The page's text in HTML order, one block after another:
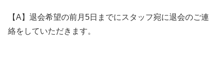
【A】退会希望の前月5日までにスタッフ宛に退会のご連
絡をしていただきます。